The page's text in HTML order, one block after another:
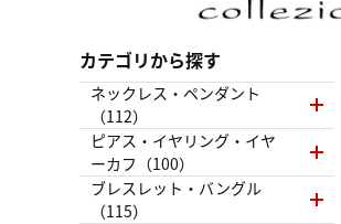
カテゴリから探す
ネックレス・ペンダント
（112）
ピアス・イヤリング・イヤ
ーカフ（100）
ブレスレット・バングル
（115）